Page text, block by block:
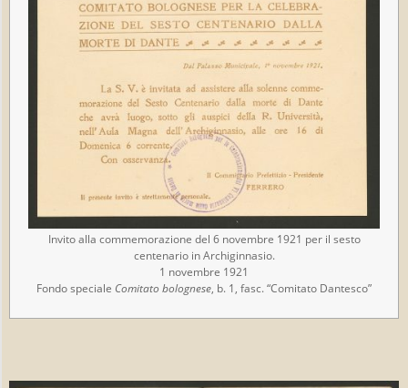
Invito alla commemorazione del 6 novembre 1921 per il sesto
centenario in Archiginnasio.
1 novembre 1921
Fondo speciale Comitato bolognese, b. 1, fasc. “Comitato Dantesco”